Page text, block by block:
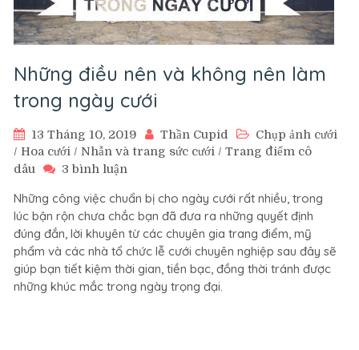
Những điều nên và không nên làm
trong ngày cưới
13 Tháng 10, 2019 Thần Cupid
Chụp ảnh cưới
/ Hoa cưới / Nhẫn và trang sức cưới / Trang điểm cô
dâu
3 bình luận
điều
nên
và
không
nên
làm
Những công việc chuẩn bị cho ngày cưới rất nhiều, trong
lúc bận rộn chưa chắc bạn đã đưa ra những quyết định
đúng đắn, lời khuyên từ các chuyên gia trang điểm, mỹ
phẩm và các nhà tổ chức lễ cưới chuyên nghiệp sau đây sẽ
giúp bạn tiết kiệm thời gian, tiền bạc, đồng thời tránh được
những khúc mắc trong ngày trọng đại.